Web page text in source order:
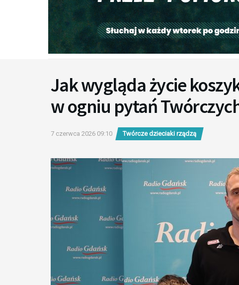
Jak wygląda życie
w ogniu pytań
7 czerwca 2026 09:10 Twórcze dzieciaki rządzą